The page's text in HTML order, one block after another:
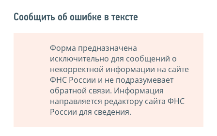
Сообщить об ошибке в тексте
Форма предназначена
исключительно для сообщений о
некорректной информации на сайте
ФНС России и не подразумевает
обратной связи. Информация
направляется редактору сайта ФНС
России для сведения.